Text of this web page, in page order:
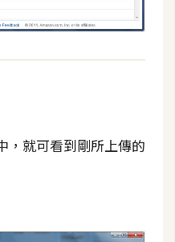
，就可看到剛所上傳的